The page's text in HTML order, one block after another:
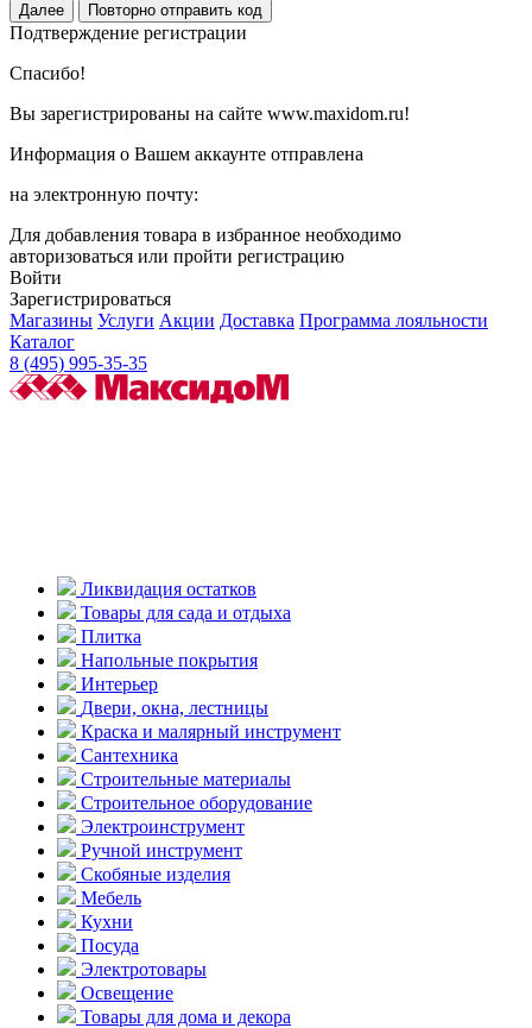
Далее Повторно отправить код
Подтверждение регистрации
Спасибо!
Вы зарегистрированы на сайте www.maxidom.ru!
Информация о Вашем аккаунте отправлена
на электронную почту:
Для добавления товара в избранное необходимо
авторизоваться или пройти регистрацию
Войти
Зарегистрироваться
Магазины Услуги Акции Доставка Программа лояльности
Каталог
8 (495) 995-35-35
Ликвидация остатков
Товары для сада и отдыха
Плитка
Напольные покрытия
Интерьер
Двери, окна, лестницы
Краска и малярный инструмент
Сантехника
Строительные материалы
Строительное оборудование
Электроинструмент
Ручной инструмент
Скобяные изделия
Мебель
Кухни
Посуда
Электротовары
Освещение
Товары для дома и декора